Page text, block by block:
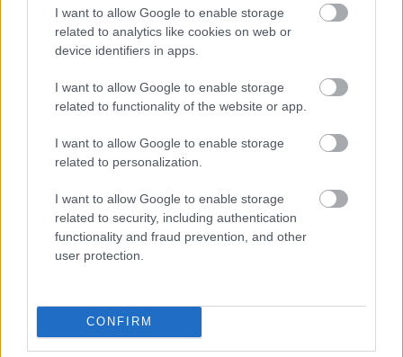
I want to allow Google to enable storage
related to analytics like cookies on web or
device identifiers in apps.
I want to allow Google to enable storage
related to functionality of the website or app.
I want to allow Google to enable storage
related to personalization.
I want to allow Google to enable storage
related to security, including authentication
functionality and fraud prevention, and other
user protection.
CONFIRM
üstökösről december 12-én, 13-án és 14-én.
Amint ezek a képek eljutnak a Földre, a
kutatók azt remélik, megtalálják rajtuk az
elveszett minilabort. Ha pontos helyét sikerül
megállapítani, könnyebb megbecsülni
újraéledése valószínűségét. Bibring a
konferencián megkockáztatta a kijelentést:
biztos benne, hogy hallunk még a robotról.
Forrás:Hirado.hu